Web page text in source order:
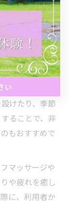
、癒やしの時
アイデア
るためには、
例えば、友人
けたり、季節
ることで、非
もおすすめで
マッサージや
や疲れを癒し
に、利用者か
い